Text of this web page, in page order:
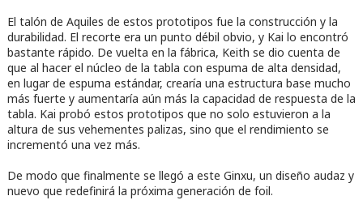
El talón de Aquiles de estos prototipos fue la construcción y la
durabilidad. El recorte era un punto débil obvio, y Kai lo encontró
bastante rápido. De vuelta en la fábrica, Keith se dio cuenta de
que al hacer el núcleo de la tabla con espuma de alta densidad,
en lugar de espuma estándar, crearía una estructura base mucho
más fuerte y aumentaría aún más la capacidad de respuesta de la
tabla. Kai probó estos prototipos que no solo estuvieron a la
altura de sus vehementes palizas, sino que el rendimiento se
incrementó una vez más.
De modo que finalmente se llegó a este Ginxu, un diseño audaz y
nuevo que redefinirá la próxima generación de foil.